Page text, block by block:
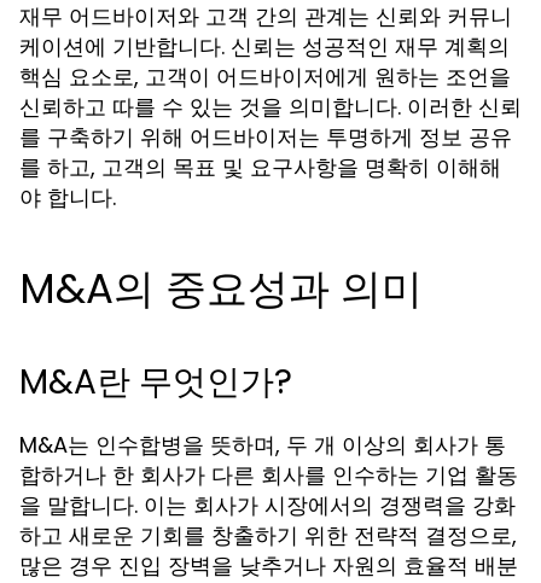
재무 어드바이저와 고객 간의 관계는 신뢰와 커뮤니
케이션에 기반합니다. 신뢰는 성공적인 재무 계획의
핵심 요소로, 고객이 어드바이저에게 원하는 조언을
신뢰하고 따를 수 있는 것을 의미합니다. 이러한 신뢰
를 구축하기 위해 어드바이저는 투명하게 정보 공유
를 하고, 고객의 목표 및 요구사항을 명확히 이해해
야 합니다.
M&A의 중요성과 의미
M&A란 무엇인가?
M&A는 인수합병을 뜻하며, 두 개 이상의 회사가 통
합하거나 한 회사가 다른 회사를 인수하는 기업 활동
을 말합니다. 이는 회사가 시장에서의 경쟁력을 강화
하고 새로운 기회를 창출하기 위한 전략적 결정으로,
많은 경우 진입 장벽을 낮추거나 자원의 효율적 배분